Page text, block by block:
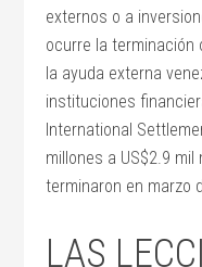
externos o a
ocurre la terminación
la ayuda externa
instituciones
International
millones a US$2.9
terminaron en marzo
LAS